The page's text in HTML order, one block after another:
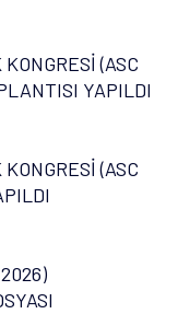
(ASC
YAPILDI
(ASC